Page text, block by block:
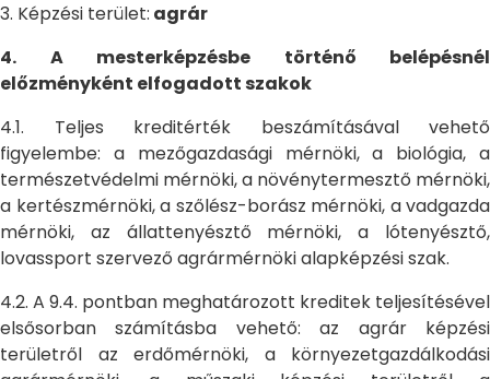
3. Képzési terület: agrár
4. A mesterképzésbe történő belépésnél
előzményként elfogadott szakok
4.1. Teljes kreditérték beszámításával vehető
figyelembe: a mezőgazdasági mérnöki, a biológia, a
természetvédelmi mérnöki, a növénytermesztő mérnöki,
a kertészmérnöki, a szőlész-borász mérnöki, a vadgazda
mérnöki, az állattenyésztő mérnöki, a lótenyésztő,
lovassport szervező agrármérnöki alapképzési szak.
4.2. A 9.4. pontban meghatározott kreditek teljesítésével
elsősorban számításba vehető: az agrár képzési
területről az erdőmérnöki, a környezetgazdálkodási